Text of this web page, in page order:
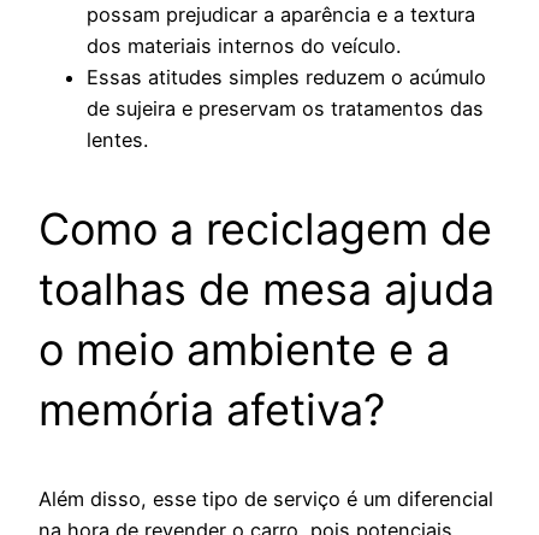
possam prejudicar a aparência e a textura
dos materiais internos do veículo.
Essas atitudes simples reduzem o acúmulo
de sujeira e preservam os tratamentos das
lentes.
Como a reciclagem de
toalhas de mesa ajuda
o meio ambiente e a
memória afetiva?
Além disso, esse tipo de serviço é um diferencial
na hora de revender o carro, pois potenciais